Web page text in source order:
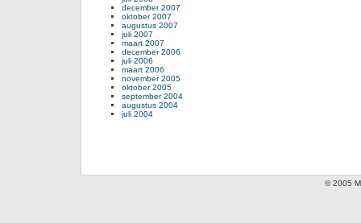
december 2007
oktober 2007
augustus 2007
juli 2007
maart 2007
december 2006
juli 2006
maart 2006
november 2005
oktober 2005
september 2004
augustus 2004
juli 2004
© 2005